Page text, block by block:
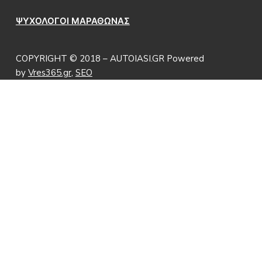
ΨΥΧΟΛΟΓΟΙ ΜΑΡΑΘΩΝΑΣ
COPYRIGHT © 2018 – AUTOIASI.GR Powered
by Vres365.gr, SEO